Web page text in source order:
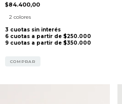
$84.400,00
2 colores
COMPRAR